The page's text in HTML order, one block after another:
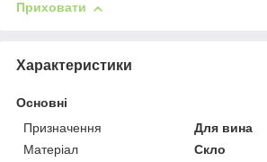
Приховати
Характеристики
Основні
Призначення
Для вина
Матеріал
Скло